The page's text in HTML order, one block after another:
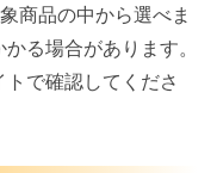
商品の中から選べま
る場合があります。
で確認してくださ